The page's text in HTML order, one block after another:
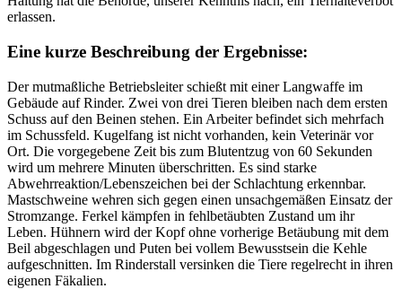
erlassen.
Eine kurze Beschreibung der Ergebnisse:
Der mutmaßliche Betriebsleiter schießt mit einer Langwaffe im
Gebäude auf Rinder. Zwei von drei Tieren bleiben nach dem ersten
Schuss auf den Beinen stehen. Ein Arbeiter befindet sich mehrfach
im Schussfeld. Kugelfang ist nicht vorhanden, kein Veterinär vor
Ort. Die vorgegebene Zeit bis zum Blutentzug von 60 Sekunden
wird um mehrere Minuten überschritten. Es sind starke
Abwehrreaktion/Lebenszeichen bei der Schlachtung erkennbar.
Mastschweine wehren sich gegen einen unsachgemäßen Einsatz der
Stromzange. Ferkel kämpfen in fehlbetäubten Zustand um ihr
Leben. Hühnern wird der Kopf ohne vorherige Betäubung mit dem
Beil abgeschlagen und Puten bei vollem Bewusstsein die Kehle
aufgeschnitten. Im Rinderstall versinken die Tiere regelrecht in ihren
eigenen Fäkalien.